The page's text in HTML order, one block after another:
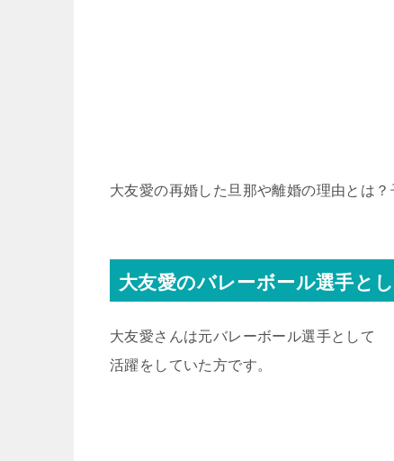
大友愛の再婚した旦那や離婚の理由とは
大友愛のバレーボール選手と
大友愛さんは元バレーボール選手として
活躍をしていた方です。